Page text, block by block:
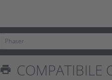
print COMPATIBILE